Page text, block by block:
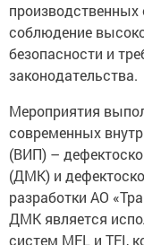
производственных
соблюдение
безопасности и
законодательства.
Мероприятия
современных
(ВИП) –
(ДМК) и
разработки АО
ДМК является
систем MFL и TFI,